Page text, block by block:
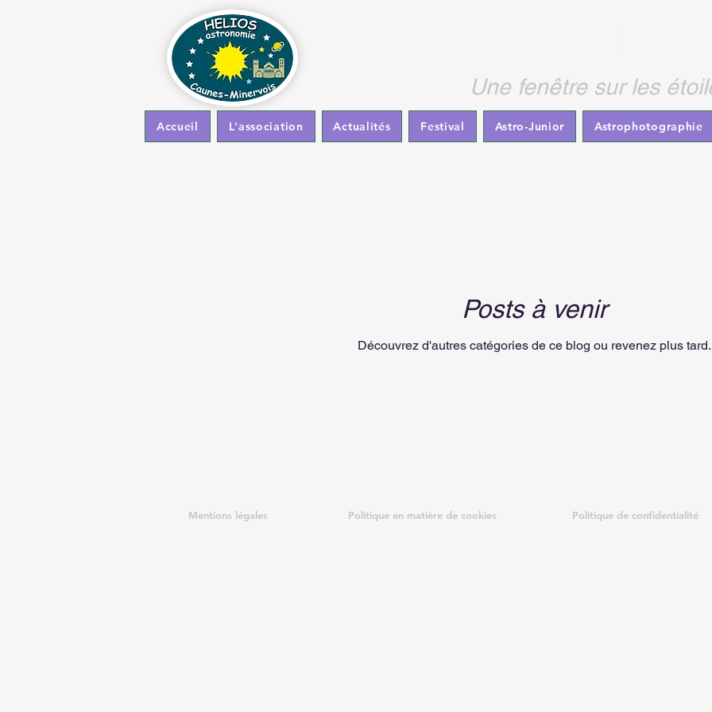
Une fenêtre sur les
Accueil L'association Actualités Festival Astro-Junior Astrophotographie
Posts à venir
Découvrez d'autres catégories de ce blog ou revenez plus tard.
Mentions légales Politique en matière de cookies Politique de confidentialité